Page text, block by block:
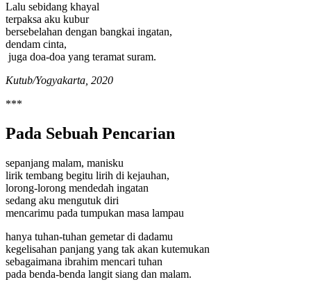
Lalu sebidang khayal
terpaksa aku kubur
bersebelahan dengan bangkai ingatan,
dendam cinta,
juga doa-doa yang teramat suram.
Kutub/Yogyakarta, 2020
***
Pada Sebuah Pencarian
sepanjang malam, manisku
lirik tembang begitu lirih di kejauhan,
lorong-lorong mendedah ingatan
sedang aku mengutuk diri
mencarimu pada tumpukan masa lampau
hanya tuhan-tuhan gemetar di dadamu
kegelisahan panjang yang tak akan kutemukan
sebagaimana ibrahim mencari tuhan
pada benda-benda langit siang dan malam.